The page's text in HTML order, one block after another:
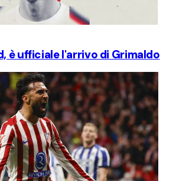
è ufficiale l'arrivo di Grimaldo